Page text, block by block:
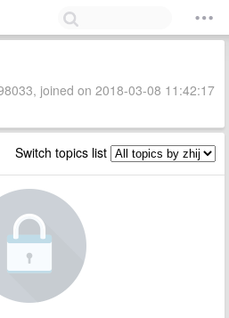
joined on 2018-03-08 11:42:17
Switch topics list